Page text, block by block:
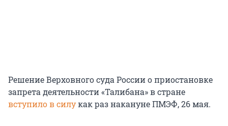
Решение Верховного суда России о приостановке
запрета деятельности «Талибана» в стране
вступило в силукак раз накануне ПМЭФ,26 мая.